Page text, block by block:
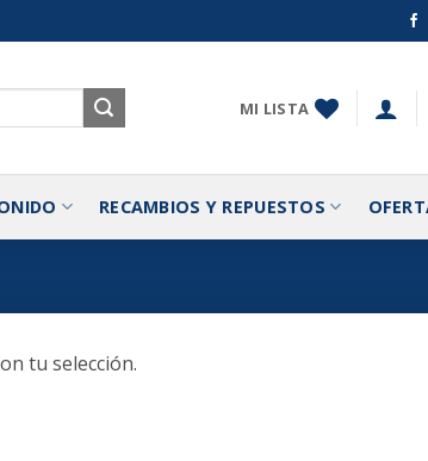
MI LISTA
RECAMBIOS Y REPUESTOS
tu selección.